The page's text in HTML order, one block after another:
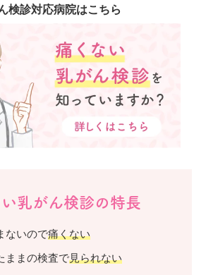
検診対応病院はこちら
乳がん検診の特長
ないので痛くない
ままの検査で見られない